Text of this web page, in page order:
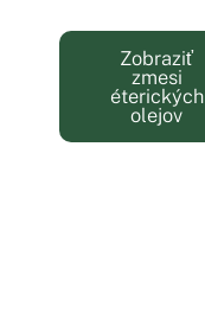
Zobraziť
zmesi
éterických
olejov